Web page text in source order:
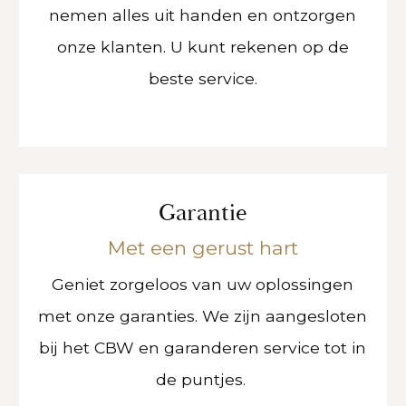
nemen alles uit handen en ontzorgen
onze klanten. U kunt rekenen op de
beste service.
Garantie
Met een gerust hart
Geniet zorgeloos van uw oplossingen
met onze garanties. We zijn aangesloten
bij het CBW en garanderen service tot in
de puntjes.